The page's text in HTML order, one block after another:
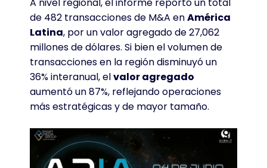
de 482 transacciones de M&A enAmérica
Latina, por un valor agregado de 27,062
millones de dólares. Si bien el volumen de
transacciones en la región disminuyó un
36% interanual, elvalor agregado
aumentó un 87%, reflejando operaciones
más estratégicas y de mayor tamaño.